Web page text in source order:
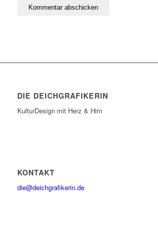
DIE DEICHGRAFIKERIN
KulturDesign mit Herz & Hirn
KONTAKT
die@deichgrafikerin.de